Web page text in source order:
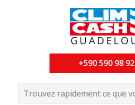
+590 590 98